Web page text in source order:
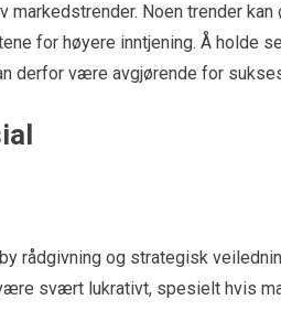
markedstrender. Noen trender
for høyere inntjening. Å holde
derfor være avgjørende for
rådgivning og strategisk
svært lukrativt, spesielt hvis